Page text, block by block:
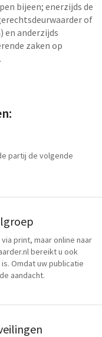
bijeen; enerzijds de
of
anderzijds
zaken op
partij de volgende
print, maar online naar
bereikt u ook
Omdat uw publicatie
aandacht.